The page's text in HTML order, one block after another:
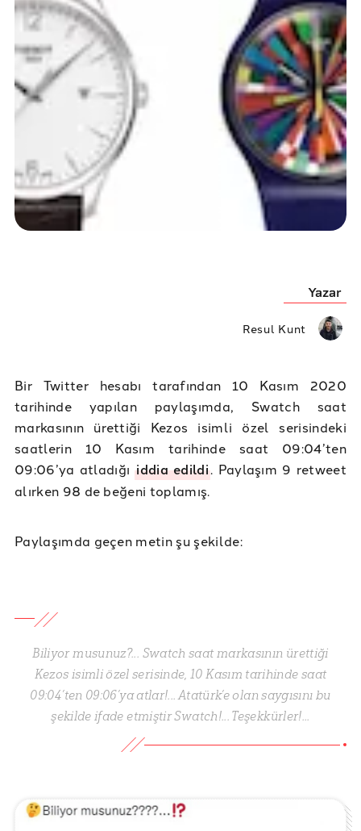
Yazar
Resul Kunt
Bir Twitter hesabı tarafından 10 Kasım 2020
tarihinde yapılan paylaşımda, Swatch saat
markasının ürettiği Kezos isimli özel serisindeki
saatlerin 10 Kasım tarihinde saat 09:04’ten
09:06’ya atladığıiddia edildi. Paylaşım 9 retweet
alırken 98 de beğeni toplamış.
Paylaşımda geçen metin şu şekilde:
Biliyor musunuz?... Swatch saat markasının ürettiği
Kezos isimli özel serisinde, 10 Kasım tarihinde saat
09:04’ten 09:06’ya atlar!... Atatürk’e olan saygısını bu
şekilde ifade etmiştir Swatch!... Teşekkürler!...